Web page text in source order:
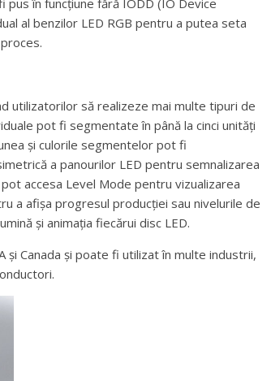
în funcțiune fără IODD (IO Device
al benzilor LED RGB pentru a putea seta
utilizatorilor să realizeze mai multe tipuri de
pot fi segmentate în până la cinci unități
și culorile segmentelor pot fi
a panourilor LED pentru semnalizarea
accesa Level Mode pentru vizualizarea
a afișa progresul producției sau nivelurile de
și animația fiecărui disc LED.
Canada și poate fi utilizat în multe industrii,